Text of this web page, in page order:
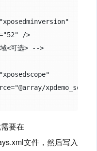
/>
<可选> -->
需要在
文件，然后写入